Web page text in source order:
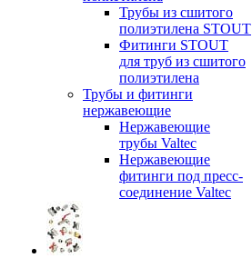
Трубы из сшитого
полиэтилена STOUT
Фитинги STOUT
для труб из сшитого
полиэтилена
Трубы и фитинги
нержавеющие
Нержавеющие
трубы Valtec
Нержавеющие
фитинги под пресс-
соединение Valtec